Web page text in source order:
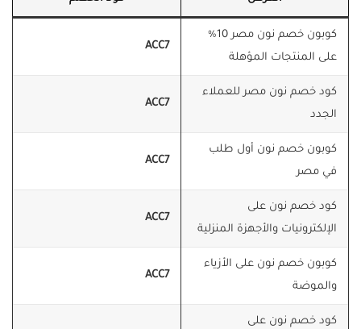
كوبون خصم نون مصر 10%
على المنتجات المؤهلة
ACC7
كود خصم نون مصر للعملاء
الجدد
ACC7
كوبون خصم نون أول طلب
في مصر
ACC7
كود خصم نون على
الإلكترونيات والأجهزة المنزلية
ACC7
كوبون خصم نون على الأزياء
والموضة
ACC7
كود خصم نون على